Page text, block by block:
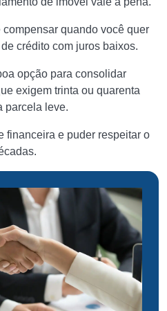
quando você quer
crédito com juros baixos.
opção para consolidar
exigem trinta ou quarenta
parcela leve.
financeira e puder respeitar o